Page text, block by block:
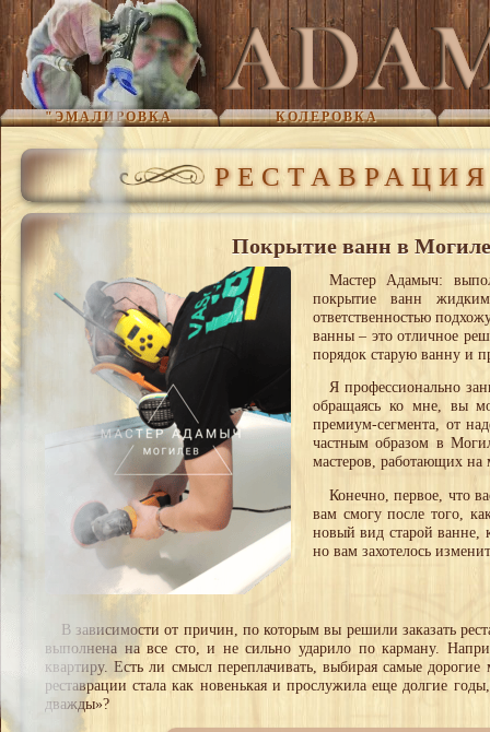
"ЭМАЛИРОВКА КОЛЕРОВКА
!! НАЛИВНОЙ АКРИЛ | ЛИТЬЕВОЙ
Покрытие ванн в
Мастер Адамыч:
покрытие ванн
ответственностью
ванны – это отличное
порядок старую ванну и
Я профессионально
обращаясь ко мне, вы
премиум-сегмента, от
частным образом в
мастеров, работающих
Конечно, первое, что
вам смогу после того,
новый вид старой ванне,
но вам захотелось
В зависимости от причин, по которым вы решили заказать
выполнена на все сто, и не сильно ударило по карману.
квартиру. Есть ли смысл переплачивать, выбирая самые
реставрации стала как новенькая и прослужила еще долгие
дважды»?